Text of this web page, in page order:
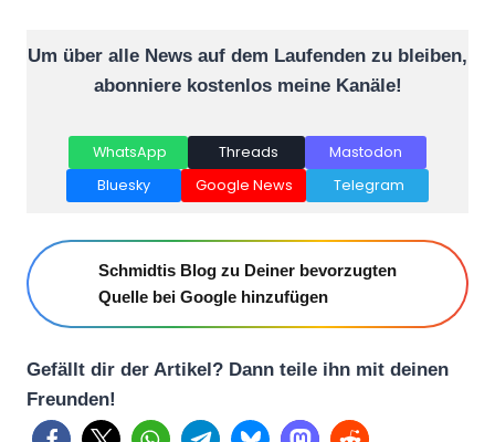
Um über alle News auf dem Laufenden zu bleiben,
abonniere kostenlos meine Kanäle!
WhatsApp Threads
Mastodon
Bluesky
Google News Telegram
Schmidtis Blog zu Deiner bevorzugten
Quelle bei Google hinzufügen
Gefällt dir der Artikel? Dann teile ihn mit deinen
Freunden!